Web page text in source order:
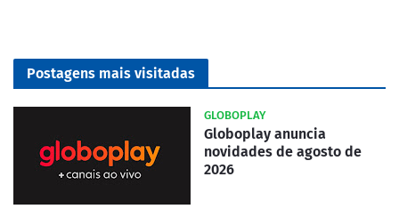
Postagens mais visitadas
GLOBOPLAY
Globoplay anuncia
novidades de agosto de
2026